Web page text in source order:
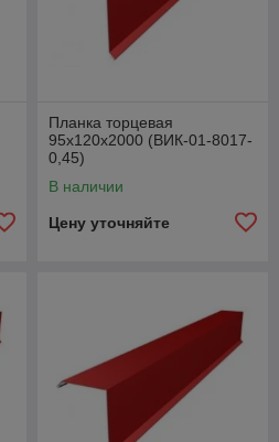
Планка торцевая
95х120х2000 (ВИК-01-8017-
0,45)
В наличии
Цену уточняйте